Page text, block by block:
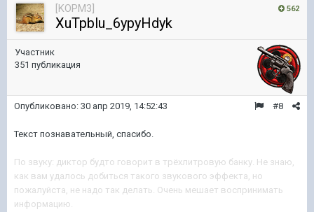
562
[KOPM3]
XuTpblu_6ypyHdyk
Участник
351 публикация
#8
Опубликовано: 30 апр 2019, 14:52:43
Текст познавательный, спасибо.
По звуку: диктор будто говорит в трёхлитровую банку. Не знаю,
как вам удалось добиться такого звукового эффекта, но
пожалуйста, не надо так делать. Очень мешает воспринимать
информацию.